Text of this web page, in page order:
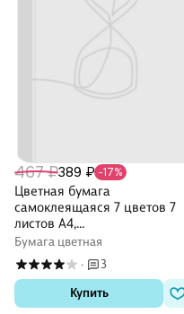
467 ₽389 ₽ -17%
Цветная бумага
самоклеящаяся 7 цветов 7
листов А4,
металлизированная, Каляка-
Маляка
Бумага цветная
·
3
Купить